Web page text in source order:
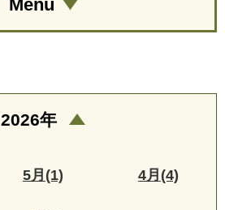
Menu
2026年
5月(1) 4月(4)